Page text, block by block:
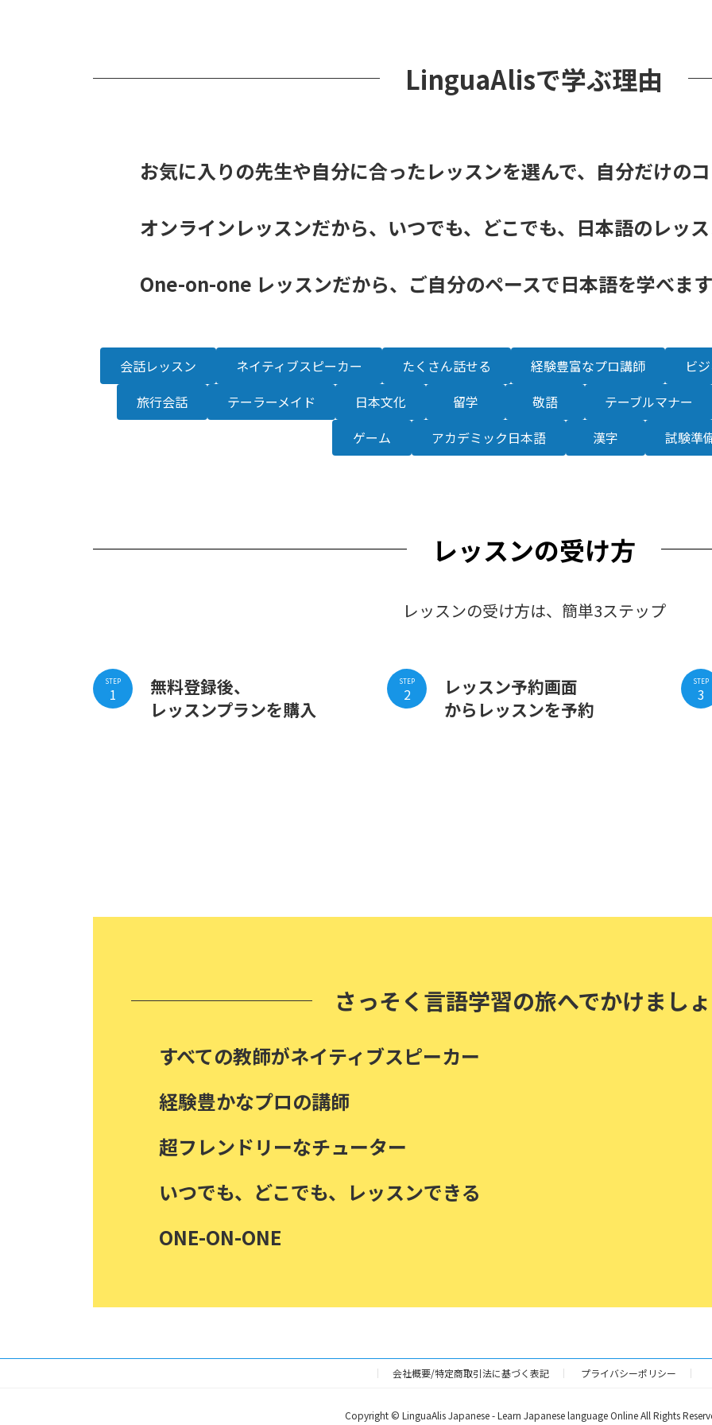
LinguaAlisで学ぶ理由
お気に入りの先生や自分に合ったレッスンを選んで、自分だけの
オンラインレッスンだから、いつでも、どこでも、日本語のレッ
One-on-one レッスンだから、ご自分のペースで日本語を学べま
会話レッスン ネイティブスピーカー たくさん話せる 経験豊富なプロ講師
ビ
旅行会話
テーラーメイド 日本文化 留学 敬語
テーブルマナー
ゲーム
アカデミック日本語 漢字 試験準
レッスンの受け方
レッスンの受け方は、簡単3ステップ
無料登録後、
レッスンプランを購入
STEP
1
レッスン予約画面
からレッスンを予約
STEP
2
STEP
3
さっそく言語学習の旅へでかけまし
すべての教師がネイティブスピーカー
経験豊かなプロの講師
超フレンドリーなチューター
いつでも、どこでも、レッスンできる
ONE-ON-ONE
会社概要/特定商取引法に基づく表記 プライバシーポリシー
Copyright © LinguaAlis Japanese - Learn Japanese language Online All Rights